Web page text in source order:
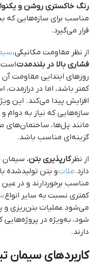
رنگ خاکستری روشن و
مناسب برای سازه‌هایی که
قرار می‌گیرد.
از نظر مقاومت مکانیکی،
فشاری بالا در بلندمدت
کمتر باشد، اما در
افزایش پیدا می‌کند. این
سازه‌هایی که نیاز به دوام
مانند پل‌ها، ساختمان‌های
گزینه‌ای مناسب باشد.
از نظرکارپذیری بتن، سیمان
دارد.ملاتو بتن تولیدشده
مناسب برخوردارند و در
کمتری نسبت به سایر انواع
می‌شود عملیات بتن‌ریزی و
شود، به‌ویژه در پروژه‌هایی
دارند.
کاربردهای سیمان تیپ ۲ فله